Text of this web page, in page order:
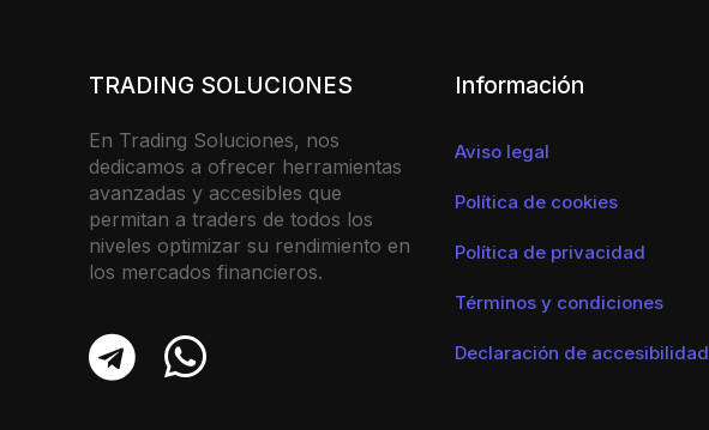
TRADING SOLUCIONES
En Trading Soluciones, nos
dedicamos a ofrecer herramientas
avanzadas y accesibles que
permitan a traders de todos los
niveles optimizar su rendimiento en
los mercados financieros.
Información
Aviso legal
Política de cookies
Política de privacidad
Términos y condiciones
Declaración de accesibilidad